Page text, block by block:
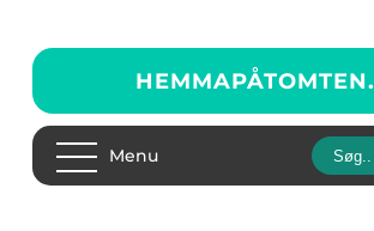
HEMMAPÅTOMTEN.
Menu